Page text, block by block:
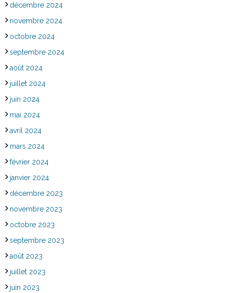
décembre 2024
novembre 2024
octobre 2024
septembre 2024
août 2024
juillet 2024
juin 2024
mai 2024
avril 2024
mars 2024
février 2024
janvier 2024
décembre 2023
novembre 2023
octobre 2023
septembre 2023
août 2023
juillet 2023
juin 2023